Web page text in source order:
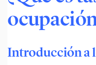
Introducción a